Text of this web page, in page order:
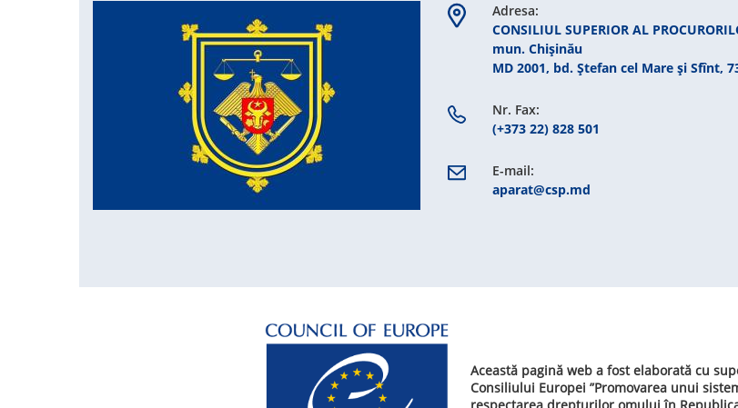
Adresa:
CONSILIUL SUPERIOR AL
mun. Chişinău
MD 2001, bd. Ștefan cel Mare şi Sfînt,
Nr. Fax:
(+373 22) 828 501
E-mail:
aparat@csp.md
Această pagină web a fost elaborată cu
Consiliului Europei ”Promovarea unui